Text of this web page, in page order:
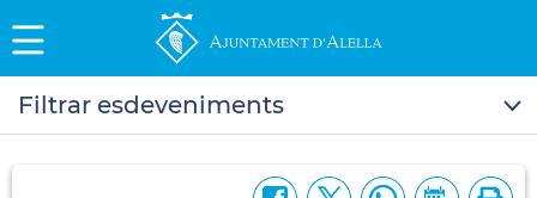
Filtrar esdeveniments